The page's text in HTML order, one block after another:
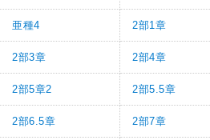
亜種4 2部1章
2部3章 2部4章
2部5章2 2部5.5章
2部6.5章 2部7章